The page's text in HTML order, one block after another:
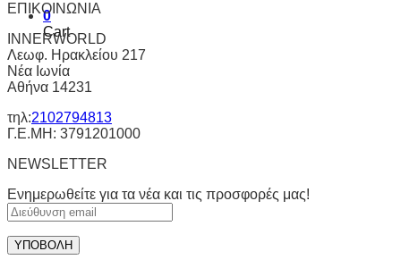
0
Cart
ΕΠΙΚΟΙΝΩΝΙΑ
INNERWORLD
Λεωφ. Ηρακλείου 217
Νέα Ιωνία
Αθήνα 14231
τηλ:2102794813
Γ.Ε.ΜΗ: 3791201000
NEWSLETTER
Ενημερωθείτε για τα νέα και τις προσφορές μας!